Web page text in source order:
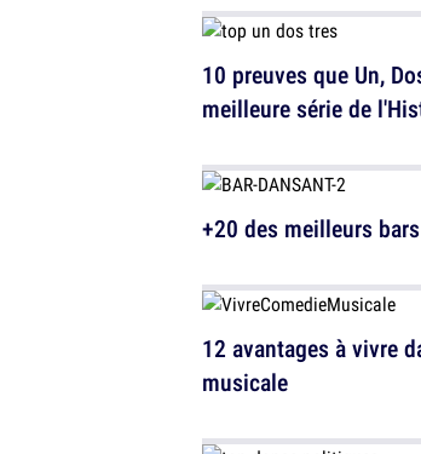
10 preuves que Un,
meilleure série de
+20 des meilleurs
12 avantages à vivre
musicale